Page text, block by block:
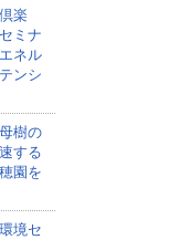
楽
ミナ
ネル
ンシ
樹の
する
園を
境セ